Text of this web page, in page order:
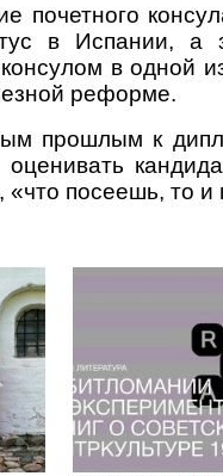
почетного
в Испании, а
в одной
реформе.
прошлым к
«что посеешь, то